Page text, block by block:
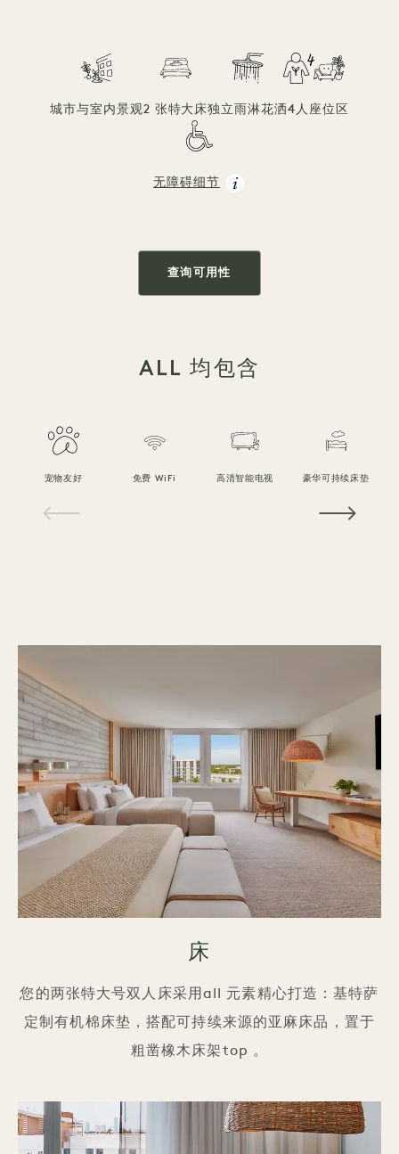
城市与室内景观2 张特大床独立雨淋花洒4人座位区
无障碍细节
查询可用性
ALL 均包含
宠物友好 免费 WiFi 高清智能电视 豪华可持续床垫
床
您的两张特大号双人床采用all 元素精心打造：基特萨
定制有机棉床垫，搭配可持续来源的亚麻床品，置于
粗凿橡木床架top 。